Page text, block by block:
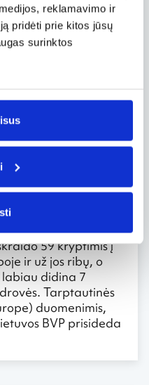
reklamavimo ir
pridėti prie kitos jūsų
surinktos
oro uoste atliks
d., kai 35 dienas
kilimo ir tūpimo
atvykimo ir
trys oro
ir 50 tūkst.
iš Lietuvos oro
59 kryptimis į
ir už jos ribų, o
didina 7
Tarptautinės
duomenimis,
BVP prisideda